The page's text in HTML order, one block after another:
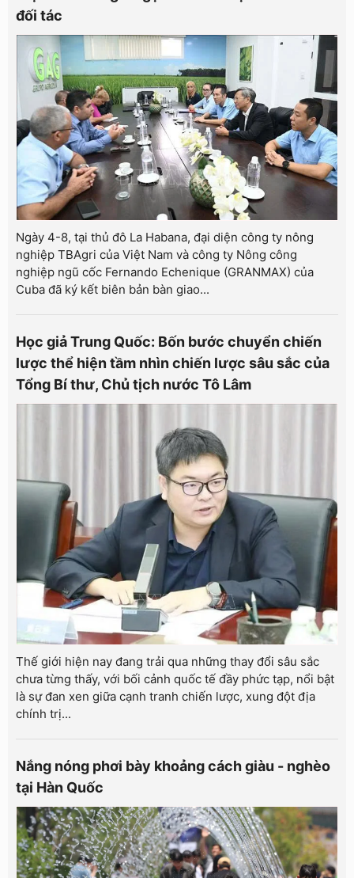
đối tác
Ngày 4-8, tại thủ đô La Habana, đại diện công ty nông
nghiệp TBAgri của Việt Nam và công ty Nông công
nghiệp ngũ cốc Fernando Echenique (GRANMAX) của
Cuba đã ký kết biên bản bàn giao...
Học giả Trung Quốc: Bốn bước chuyển chiến
lược thể hiện tầm nhìn chiến lược sâu sắc của
Tổng Bí thư, Chủ tịch nước Tô Lâm
Thế giới hiện nay đang trải qua những thay đổi sâu sắc
chưa từng thấy, với bối cảnh quốc tế đầy phức tạp, nổi bật
là sự đan xen giữa cạnh tranh chiến lược, xung đột địa
chính trị...
Nắng nóng phơi bày khoảng cách giàu - nghèo
tại Hàn Quốc